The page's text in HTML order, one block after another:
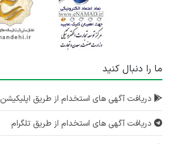
ما را دنبال کنید
دریافت آگهی های استخدام از طریق اپلیکیشن
دریافت آگهی های استخدام از طریق تلگرام